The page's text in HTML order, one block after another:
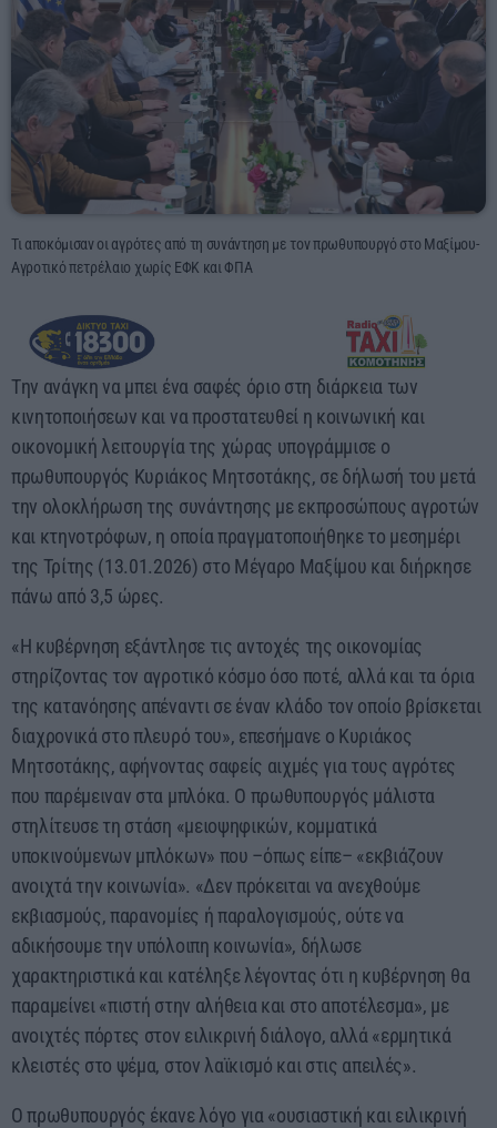
ERKO
00:00 - 03:00
ΕΡΚΟ
03:00 - 07:00
Τι αποκόμισαν οι αγρότες από τη συνάντηση με τον πρωθυπουργό στο Μαξίμου-
Αγροτικό πετρέλαιο χωρίς ΕΦΚ και ΦΠΑ
Tην ανάγκη να μπει ένα σαφές όριο στη διάρκεια των
κινητοποιήσεων και να προστατευθεί η κοινωνική και
οικονομική λειτουργία της χώρας υπογράμμισε ο
πρωθυπουργός Κυριάκος Μητσοτάκης, σε δήλωσή του μετά
την ολοκλήρωση της συνάντησης με εκπροσώπους αγροτών
και κτηνοτρόφων, η οποία πραγματοποιήθηκε το μεσημέρι
της Τρίτης (13.01.2026) στο Μέγαρο Μαξίμου και διήρκησε
πάνω από 3,5 ώρες.
«Η κυβέρνηση εξάντλησε τις αντοχές της οικονομίας
στηρίζοντας τον αγροτικό κόσμο όσο ποτέ, αλλά και τα όρια
της κατανόησης απέναντι σε έναν κλάδο τον οποίο βρίσκεται
διαχρονικά στο πλευρό του», επεσήμανε ο Κυριάκος
Μητσοτάκης, αφήνοντας σαφείς αιχμές για τους αγρότες
που παρέμειναν στα μπλόκα. Ο πρωθυπουργός μάλιστα
στηλίτευσε τη στάση «μειοψηφικών, κομματικά
υποκινούμενων μπλόκων» που –όπως είπε– «εκβιάζουν
ανοιχτά την κοινωνία». «Δεν πρόκειται να ανεχθούμε
εκβιασμούς, παρανομίες ή παραλογισμούς, ούτε να
αδικήσουμε την υπόλοιπη κοινωνία», δήλωσε
χαρακτηριστικά και κατέληξε λέγοντας ότι η κυβέρνηση θα
παραμείνει «πιστή στην αλήθεια και στο αποτέλεσμα», με
ανοιχτές πόρτες στον ειλικρινή διάλογο, αλλά «ερμητικά
κλειστές στο ψέμα, στον λαϊκισμό και στις απειλές».
Ο πρωθυπουργός έκανε λόγο για «ουσιαστική και ειλικρινή